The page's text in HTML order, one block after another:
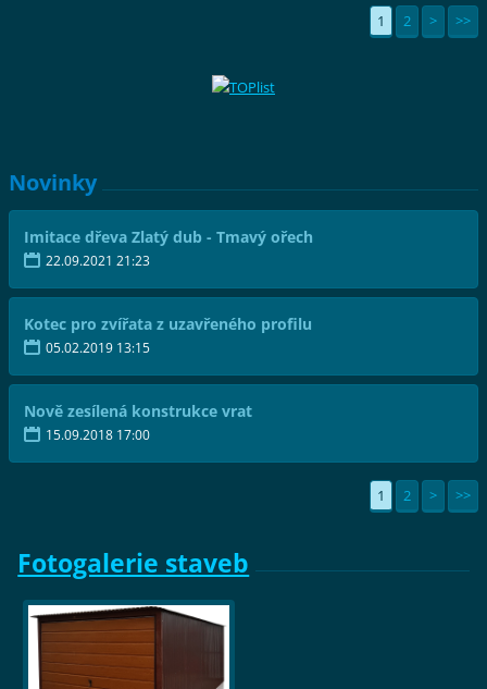
1 2 > >>
Novinky
Imitace dřeva Zlatý dub - Tmavý ořech
22.09.2021 21:23
Kotec pro zvířata z uzavřeného profilu
05.02.2019 13:15
Nově zesílená konstrukce vrat
15.09.2018 17:00
1 2 > >>
Fotogalerie staveb